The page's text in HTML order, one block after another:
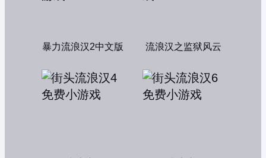
暴力流浪汉2中文版 流浪汉之监狱风云